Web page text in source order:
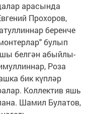
арасында
Прохоров,
беренче
булып
белгән абыйлы-
Роза
бик күпләр
Коллектив яшь
Шамил Булатов,